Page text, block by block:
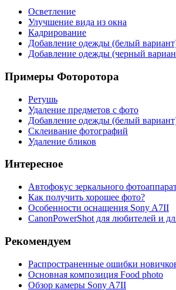
Осветление
Улучшение вида из окна
Кадрирование
Добавление одежды (белый
Добавление одежды (черный
Примеры Фоторотора
Ретушь
Удаление предметов с фото
Добавление одежды (белый
Склеивание фотографий
Удаление бликов
Интересное
Автофокус зеркального
Как получить хорошее фото?
Особенности оснащения Sony A7ІІ
CanonPowerShot для любителей и
Рекомендуем
Распространенные ошибки
Основная композиция Food photo
Обзор камеры Sony A7ІІ